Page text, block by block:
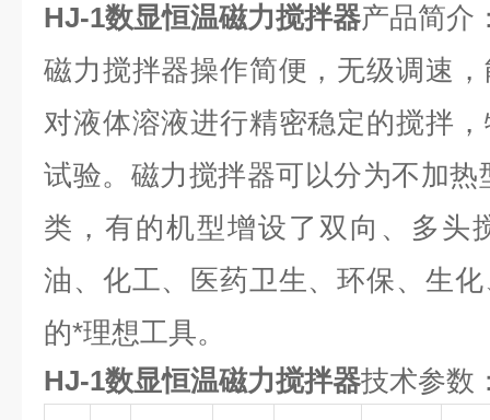
HJ-1数显恒温磁力搅拌器产品简介
磁力搅拌器操作简便，无级调速
对液体溶液进行精密稳定的搅拌
试验。磁力搅拌器可以分为不加
类，有的机型增设了双向、多头
油、化工、医药卫生、环保、生
的*理想工具。
HJ-1数显恒温磁力搅拌器技术参数